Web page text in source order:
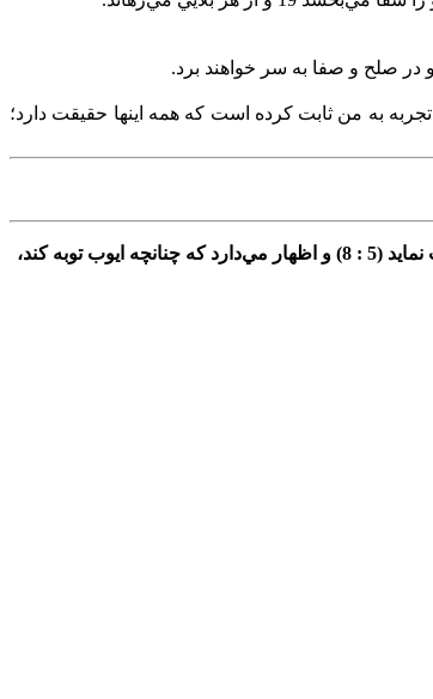
25 نسل‌ تو مانند علف‌ صحرا زياد خواهند بود، 26 و تو همچون‌ خوشه‌ گندم‌ كه‌ تا وقتش‌ نرسد درو نمي‌شود، در كمال‌ پيري‌، كامياب‌ از دنيا خواهي‌ رفت‌. 27 تجربه‌ به‌ من‌ ثابت‌ كرده‌ است‌ كه‌ همه‌ اينها حقيقت‌ دارد؛
بابهاي‌ 4 و 5، پاسخ‌ اليفاز به‌ ايوب‌ است‌. رؤياي‌ شبانة‌ او دربارة‌ خدا، سطحي‌ و كم‌ مايه‌ است‌ (4 : 12 - 19). او ايوب‌ را بر مي‌انگيزاند تا بسوي‌ خداوند بازگشت‌ نمايد (5 : 8) و اظهار مي‌دارد كه‌ چنانچه‌ ايوب‌ توبه‌ كند،